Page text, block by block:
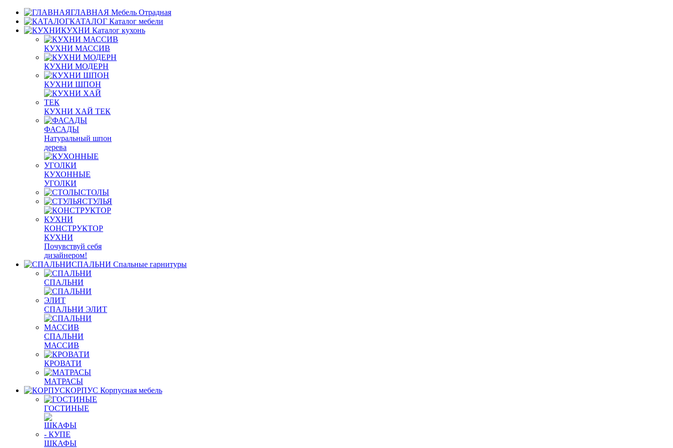
ГЛАВНАЯ Мебель Отрадная
КАТАЛОГ Каталог мебели
КУХНИ Каталог кухонь
КУХНИ МАССИВ
КУХНИ МОДЕРН
КУХНИ ШПОН
КУХНИ ХАЙ ТЕК
ФАСАДЫ
Натуральный шпон
дерева
КУХОННЫЕ
УГОЛКИ
СТОЛЫ
СТУЛЬЯ
КОНСТРУКТОР
КУХНИ
Почувствуй себя
дизайнером!
СПАЛЬНИ Спальные гарнитуры
СПАЛЬНИ
СПАЛЬНИ ЭЛИТ
СПАЛЬНИ
МАССИВ
КРОВАТИ
МАТРАСЫ
КОРПУС Корпусная мебель
ГОСТИНЫЕ
ШКАФЫ